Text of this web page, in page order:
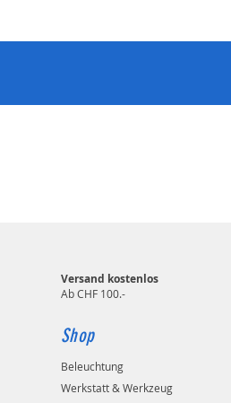
Versand kostenlos
Ab CHF 100.-
Shop
Beleuchtung
Werkstatt & Werkzeug